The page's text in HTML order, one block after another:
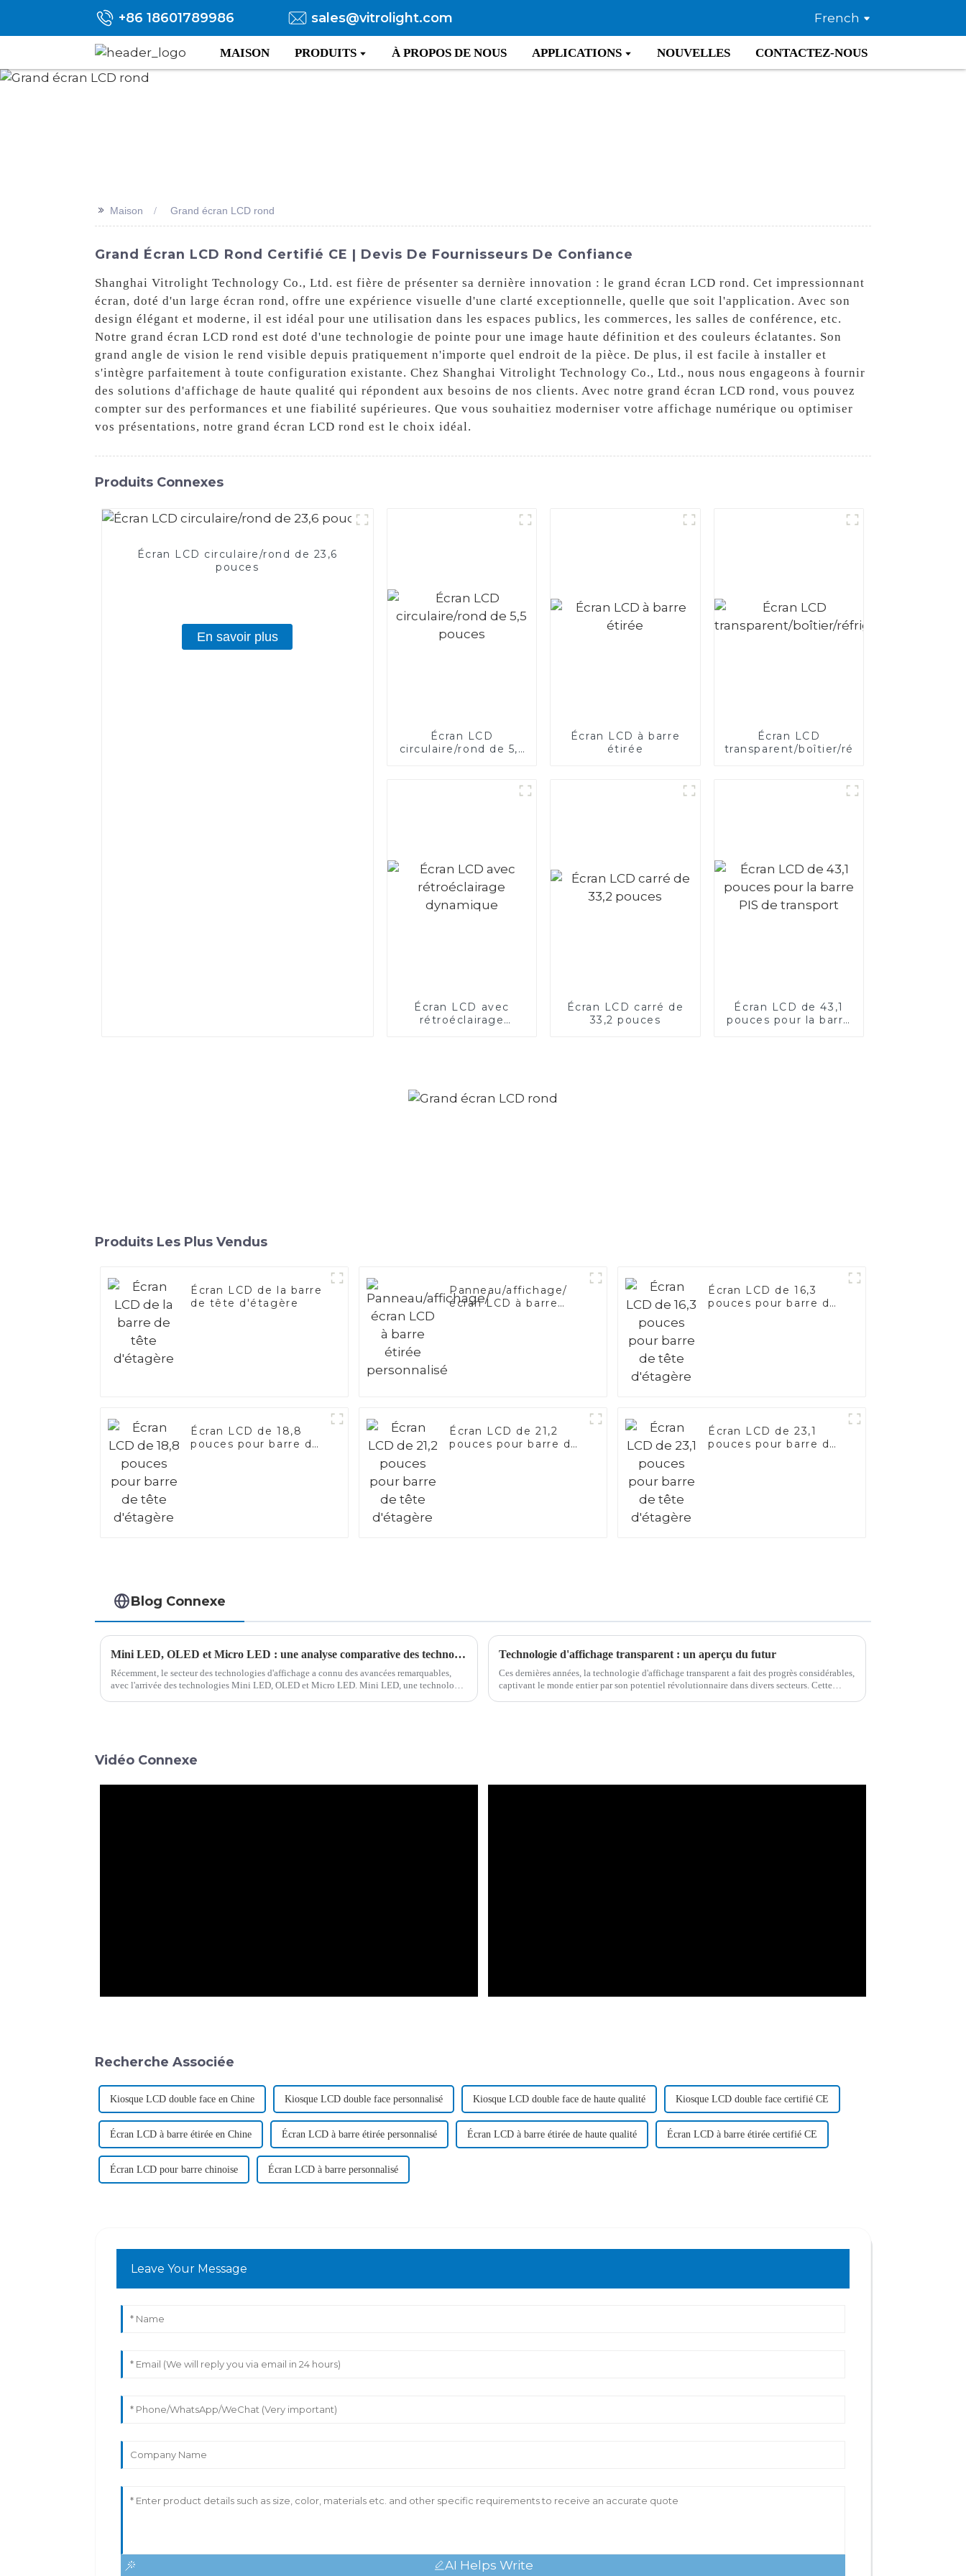
+86 18601789986 sales@vitrolight.com French
MAISON PRODUITS À PROPOS DE NOUS APPLICATIONS NOUVELLES CONTACTEZ-NOUS
>> Maison Grand écran LCD rond
Grand Écran LCD Rond Certifié CE | Devis De Fournisseurs De Confiance
Shanghai Vitrolight Technology Co., Ltd. est fière de présenter sa dernière innovation : le grand écran LCD rond. Cet impressionnant
écran, doté d'un large écran rond, offre une expérience visuelle d'une clarté exceptionnelle, quelle que soit l'application. Avec son
design élégant et moderne, il est idéal pour une utilisation dans les espaces publics, les commerces, les salles de conférence, etc.
Notre grand écran LCD rond est doté d'une technologie de pointe pour une image haute définition et des couleurs éclatantes. Son
grand angle de vision le rend visible depuis pratiquement n'importe quel endroit de la pièce. De plus, il est facile à installer et
s'intègre parfaitement à toute configuration existante. Chez Shanghai Vitrolight Technology Co., Ltd., nous nous engageons à fournir
des solutions d'affichage de haute qualité qui répondent aux besoins de nos clients. Avec notre grand écran LCD rond, vous pouvez
compter sur des performances et une fiabilité supérieures. Que vous souhaitiez moderniser votre affichage numérique ou optimiser
vos présentations, notre grand écran LCD rond est le choix idéal.
Produits Connexes
Écran LCD circulaire/rond de 23,6
pouces
En savoir plus
Écran LCD
circulaire/rond de 5,5
Écran LCD à barre
étirée
Écran LCD
transparent/boîtier/réfrigérateur
Écran LCD avec
rétroéclairage
Écran LCD carré de
33,2 pouces
Écran LCD de 43,1
pouces pour la barre
Produits Les Plus Vendus
Écran LCD de la barre
de tête d'étagère
Panneau/affichage/
écran LCD à barre
Écran LCD de 16,3
pouces pour barre de
Écran LCD de 18,8
pouces pour barre de
Écran LCD de 21,2
pouces pour barre de
Écran LCD de 23,1
pouces pour barre de
Blog Connexe
Mini LED, OLED et Micro LED : une analyse comparative des technologies d'affichage
Récemment, le secteur des technologies d'affichage a connu des avancées remarquables,
avec l'arrivée des technologies Mini LED, OLED et Micro LED. Mini LED, une technologie
Technologie d'affichage transparent : un aperçu du futur
Ces dernières années, la technologie d'affichage transparent a fait des progrès considérables,
captivant le monde entier par son potentiel révolutionnaire dans divers secteurs. Cette
Vidéo Connexe
Recherche Associée
Kiosque LCD double face en Chine Kiosque LCD double face personnalisé Kiosque LCD double face de haute qualité Kiosque LCD double face certifié CE
Écran LCD à barre étirée en Chine Écran LCD à barre étirée personnalisé Écran LCD à barre étirée de haute qualité Écran LCD à barre étirée certifié CE
Écran LCD pour barre chinoise Écran LCD à barre personnalisé
Leave Your Message
AI Helps Write